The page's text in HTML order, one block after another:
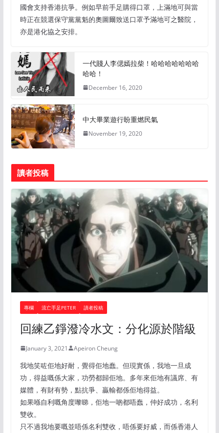
國會支持香港抗爭。例如早前手足購得口罩，上滿地可與當
時正在競選保守黨黨魁的奧圖爾致送口罩予滿地可之醫院，
亦是港化協之安排。
一代賤人李偲嫣拉柴！哈哈哈哈哈哈哈
哈哈！
December 16, 2020
中大畢業遊行盼重燃民氣
November 19, 2020
讀者投稿
專欄 流亡手足PETER 讀者投稿
回練乙錚潑冷水文：分化源於階級
January 3, 2021 Apeiron Cheung
我地笑咗佢地好耐，覺得佢地蠢。但現實係，我地一旦成
功，得益嘅係大家，功勞都歸佢地。多年來佢地有議席、有
媒體，有財有勢，點抗爭、贏輸都係佢地得益。
如果喺自利嘅角度嚟睇，佢地一啲都唔蠢，仲好成功，名利
雙收。
只不過我地要嘅並唔係名利雙收，唔係要好威，而係香港人